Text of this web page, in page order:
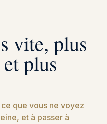
vite, plus
plus
que vous ne voyez
et à passer à